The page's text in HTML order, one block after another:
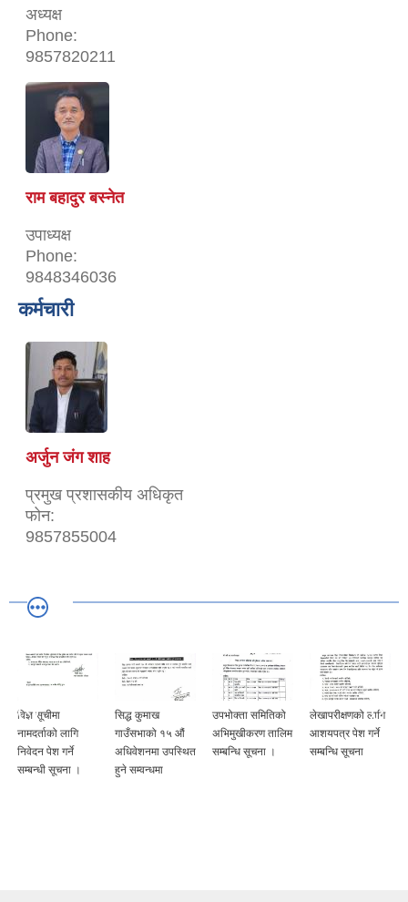
अध्यक्ष
Phone:
9857820211
राम बहादुर बस्नेत
उपाध्यक्ष
Phone:
9848346036
कर्मचारी
अर्जुन जंग शाह
प्रमुख प्रशासकीय अधिकृत
फोन:
9857855004
विज्ञ सूचीमा
नामदर्ताको लागि
निवेदन पेश गर्ने
सम्बन्धी सूचना ।
सिद्ध कुमाख
गाउँसभाको १५ औं
अधिवेशनमा उपस्थित
हुने सम्वन्धमा
उपभोक्ता समितिको
अभिमुखीकरण तालिम
सम्बन्धि सूचना ।
लेखापरीक्षणको लागि
आशयपत्र पेश गर्ने
सम्बन्धि सूचना